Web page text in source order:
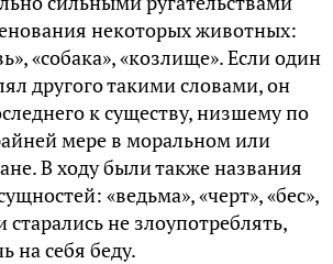
некоторых животных:
«собака», «козлище». Если один
другого такими словами, он
к существу, низшему по
мере в моральном или
В ходу были также названия
«ведьма», «черт», «бес»,
не злоупотреблять,
на себя беду.